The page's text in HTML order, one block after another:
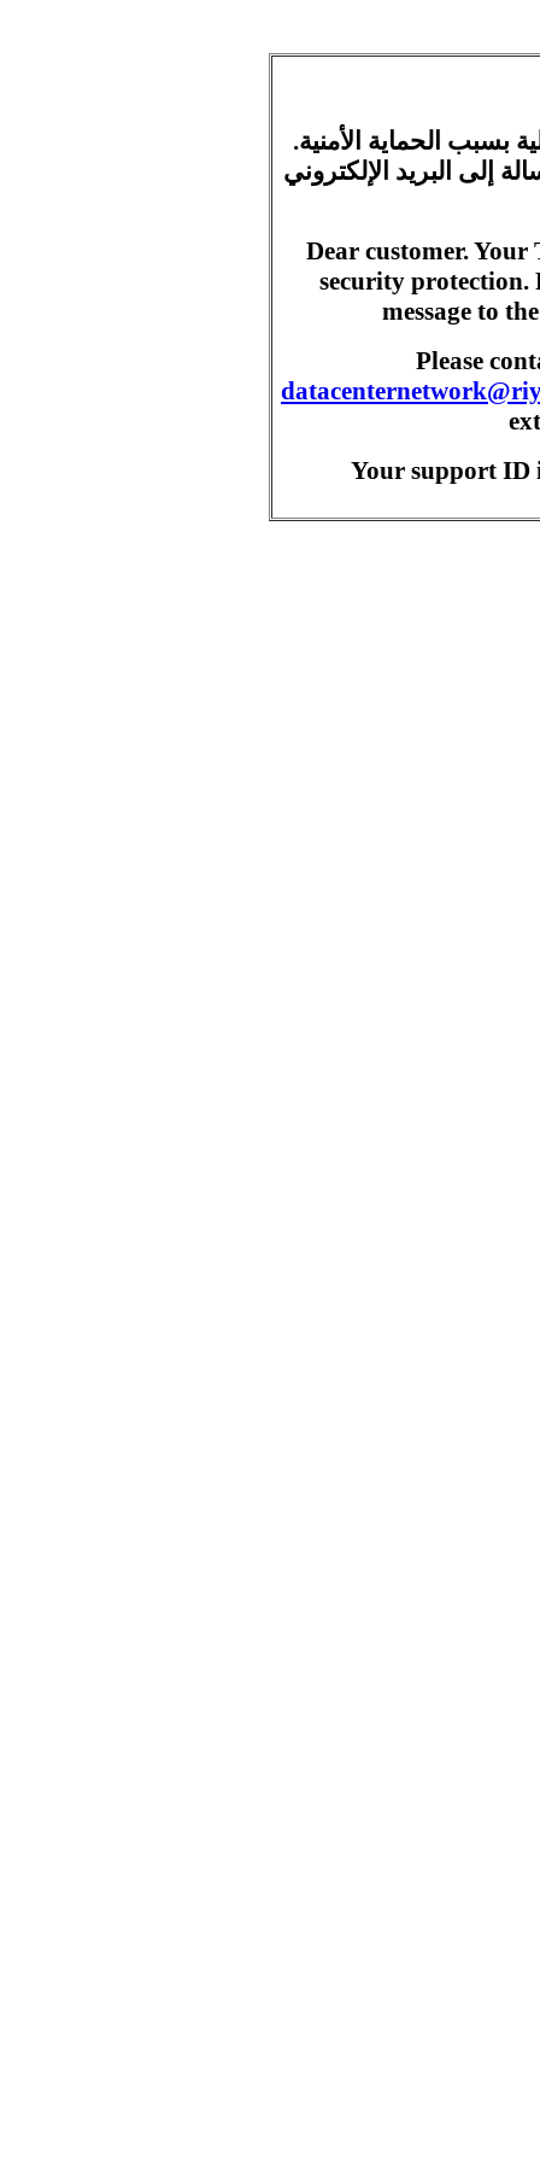
بسبب الحماية الأمنية.
إلى البريد الإلكتروني
Dear customer. Your
security protection.
message to
Please
Your support ID